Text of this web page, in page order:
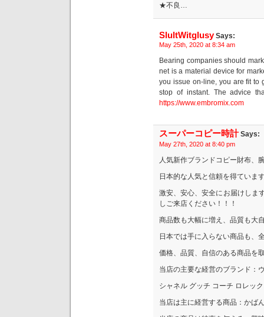
★不良…
SlultWitglusySays:
May 25th, 2020 at 8:34 am
Bearing companies should
net is a material device for
you issue on-line, you are fit to
stop of instant. The advice
https://www.embromix.com
スーパーコピー時計Says:
May 27th, 2020 at 8:40 pm
人気新作ブランドコピー財布、
日本的な人気と信頼を得ていま
激安、安心、安全にお届けしま
しご来店ください！！！
商品数も大幅に増え、品質も大
日本では手に入らない商品も、
価格、品質、自信のある商品を
当店の主要な経営のブランド：
シャネル グッチ コーチ ロレッ
当店は主に経営する商品：かば